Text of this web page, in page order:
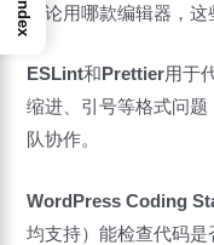
无论用哪款编辑器，这
ESLint和 Prettier用于
缩进、引号等格式问
队协作。
WordPress Coding
均支持）能检查代码
Index